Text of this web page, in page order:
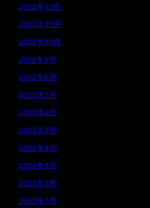
2022年12月
2022年11月
2022年10月
2022年9月
2022年8月
2022年7月
2022年6月
2022年5月
2022年4月
2022年3月
2022年2月
2022年1月